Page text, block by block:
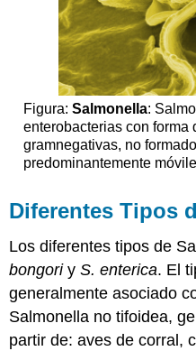
Figura: Salmonella:
enterobacterias con forma
gramnegativas, no
predominantemente
Diferentes Tipos
Los diferentes tipos de
bongoriyS. enterica. El
generalmente asociado
Salmonella no tifoidea,
partir de: aves de corral,